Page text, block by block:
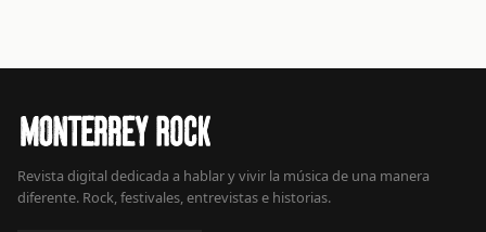
Revista digital dedicada a hablar y vivir la música de una manera
diferente. Rock, festivales, entrevistas e historias.